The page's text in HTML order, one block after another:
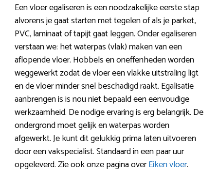
Een vloer egaliseren is een noodzakelijke eerste stap
alvorens je gaat starten met tegelen of als je parket,
PVC, laminaat of tapijt gaat leggen. Onder egaliseren
verstaan we: het waterpas (vlak) maken van een
aflopende vloer. Hobbels en oneffenheden worden
weggewerkt zodat de vloer een vlakke uitstraling ligt
en de vloer minder snel beschadigd raakt. Egalisatie
aanbrengen is is nou niet bepaald een eenvoudige
werkzaamheid. De nodige ervaring is erg belangrijk. De
ondergrond moet gelijk en waterpas worden
afgewerkt. Je kunt dit gelukkig prima laten uitvoeren
door een vakspecialist. Standaard in een paar uur
opgeleverd. Zie ook onze pagina overEiken vloer.